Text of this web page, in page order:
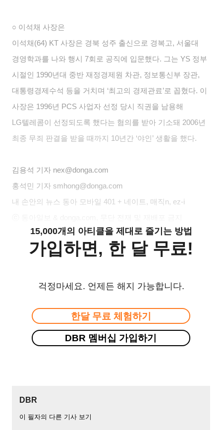
○ 이석채 사장은
이석채(64) KT 사장은 경북 성주 출신으로 경복고, 서울대
경영학과를 나와 행시 7회로 공직에 입문했다. 그는 YS 정부
시절인 1990년대 중반 재정경제원 차관, 정보통신부 장관,
대통령경제수석 등을 거치며 ‘최고의 경제관료’로 꼽혔다. 이
사장은 1996년 PCS 사업자 선정 당시 직권을 남용해
LG텔레콤이 선정되도록 했다는 혐의를 받아 기소돼 2006년
최종 무죄 판결을 받을 때까지 10년간 ‘야인’ 생활을 했다.
김용석 기자 nex@donga.com
홍석민
기자 smhong@donga.com
내 손안의 뉴스 동아 모바일 401 + 네이트, 매직n, ez-i
15,000개의 아티클을 제대로 즐기는 방법
가입하면, 한 달 무료!
걱정마세요. 언제든 해지 가능합니다.
한달 무료 체험하기
DBR 멤버십 가입하기
DBR
이 필자의 다른 기사 보기